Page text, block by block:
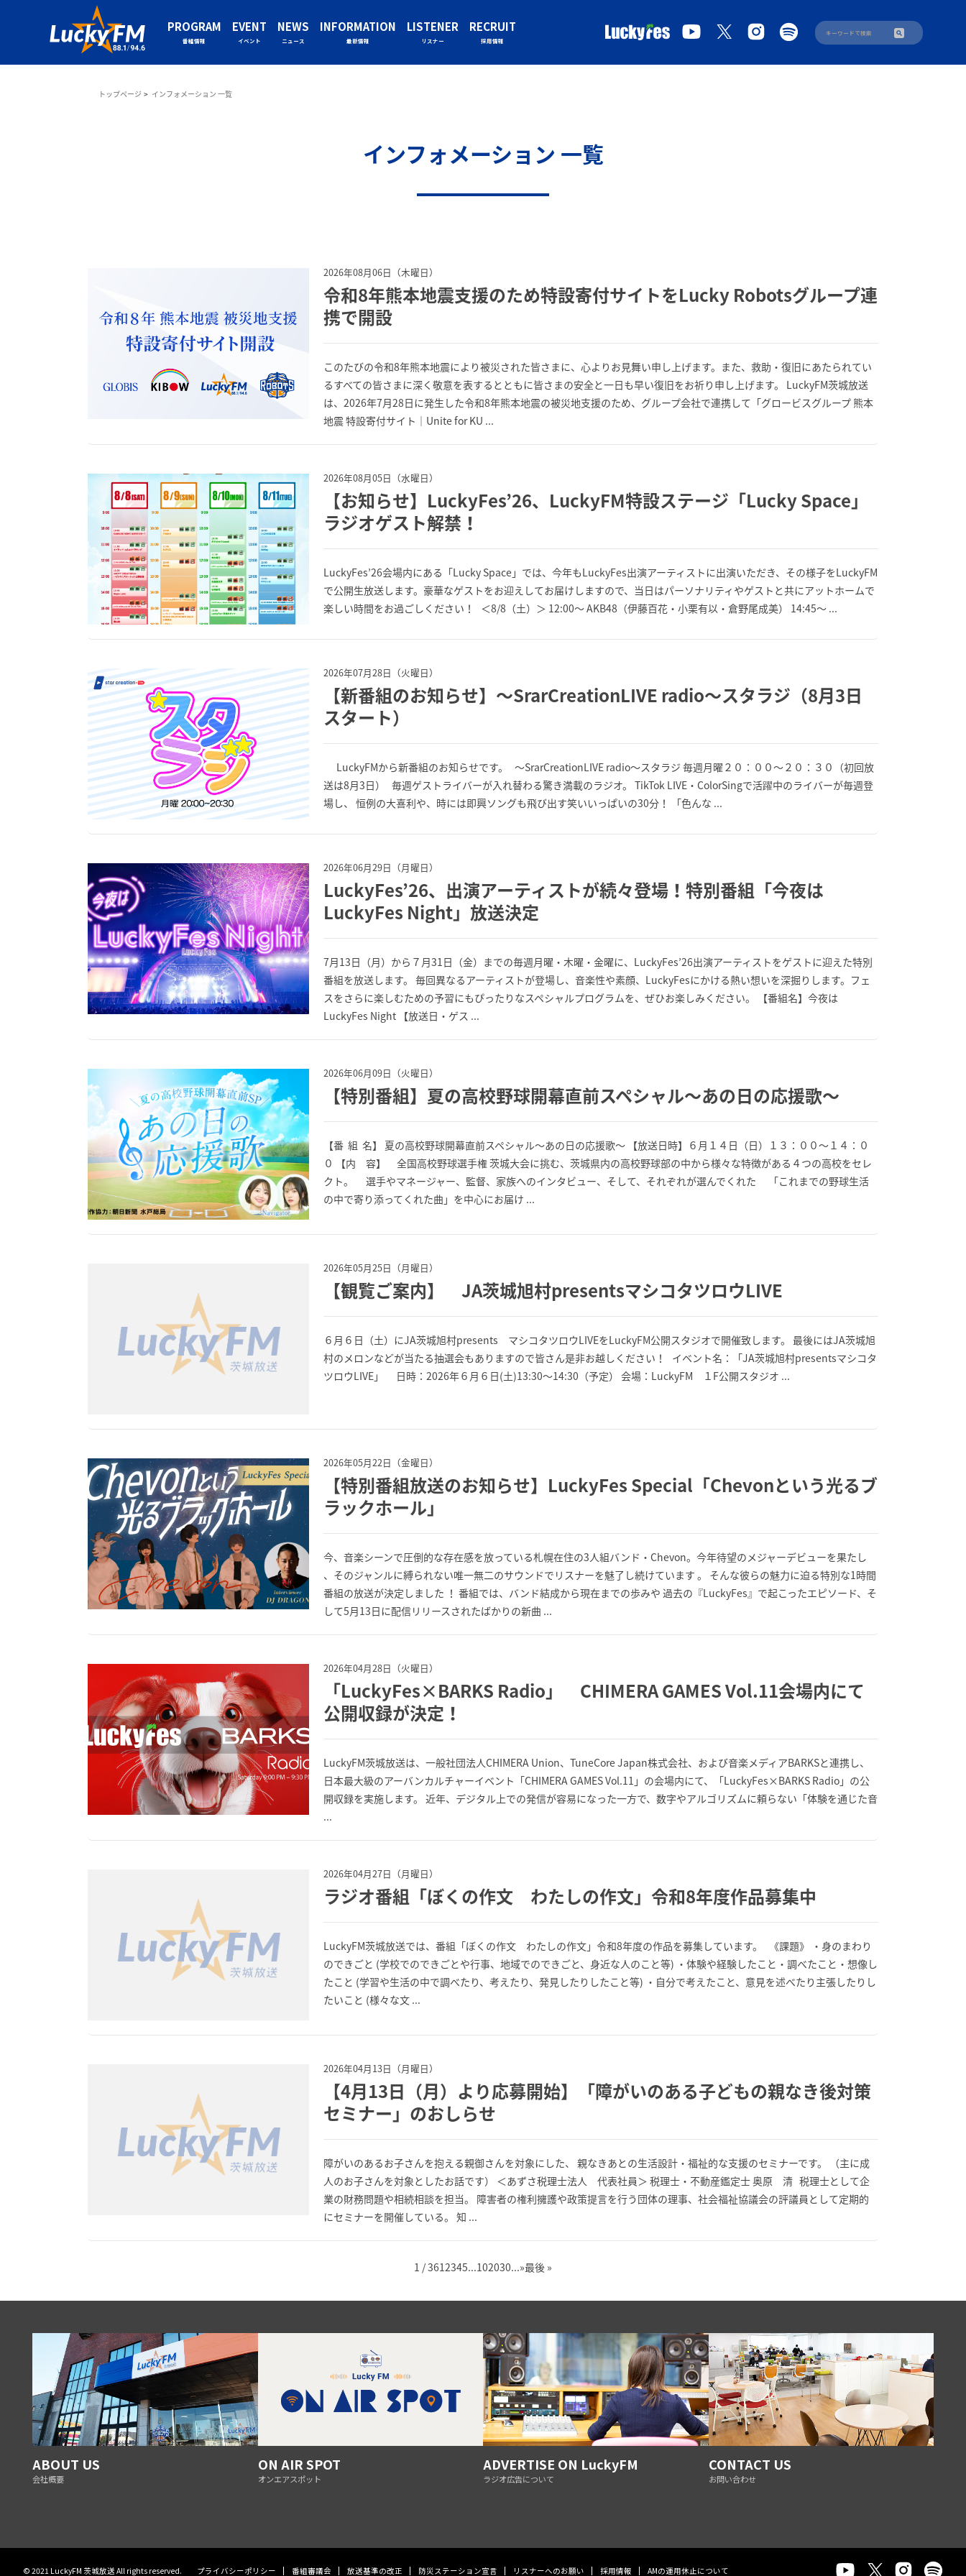
PROGRAM
番組情報
EVENT
イベント
NEWS
ニュース
INFORMATION
最新情報
LISTENER
リスナー
RECRUIT
採用情報
トップページ インフォメーション 一覧
インフォメーション 一覧
2026年08月06日（木曜日）
令和8年熊本地震支援のため特設寄付サイトをLucky Robotsグループ連
携で開設
このたびの令和8年熊本地震により被災された皆さまに、心よりお見舞い申し上げます。また、救助・復旧にあたられてい
るすべての皆さまに深く敬意を表するとともに皆さまの安全と一日も早い復旧をお祈り申し上げます。 LuckyFM茨城放送
は、2026年7月28日に発生した令和8年熊本地震の被災地支援のため、グループ会社で連携して「グロービスグループ 熊本
地震 特設寄付サイト｜Unite for KU ...
2026年08月05日（水曜日）
【お知らせ】LuckyFes’26、LuckyFM特設ステージ「Lucky Space」
ラジオゲスト解禁！
LuckyFes’26会場内にある「Lucky Space」では、今年もLuckyFes出演アーティストに出演いただき、その様子をLuckyFM
で公開生放送します。豪華なゲストをお迎えしてお届けしますので、当日はパーソナリティやゲストと共にアットホームで
楽しい時間をお過ごしください！ ＜8/8（土）＞ 12:00～ AKB48（伊藤百花・小栗有以・倉野尾成美） 14:45～ ...
2026年07月28日（火曜日）
【新番組のお知らせ】～SrarCreationLIVE radio～スタラジ（8月3日
スタート）
LuckyFMから新番組のお知らせです。 ～SrarCreationLIVE radio～スタラジ 毎週月曜２０：００～２０：３０（初回放
送は8月3日） 毎週ゲストライバーが入れ替わる驚き満載のラジオ。 TikTok LIVE・ColorSingで活躍中のライバーが毎週登
場し、 恒例の大喜利や、時には即興ソングも飛び出す笑いいっぱいの30分！ 「色んな ...
2026年06月29日（月曜日）
LuckyFes’26、出演アーティストが続々登場！特別番組「今夜は
LuckyFes Night」放送決定
7月13日（月）から７月31日（金）までの毎週月曜・木曜・金曜に、LuckyFes’26出演アーティストをゲストに迎えた特別
番組を放送します。 毎回異なるアーティストが登場し、音楽性や素顔、LuckyFesにかける熱い想いを深掘りします。フェ
スをさらに楽しむための予習にもぴったりなスペシャルプログラムを、ぜひお楽しみください。 【番組名】今夜は
LuckyFes Night 【放送日・ゲス ...
2026年06月09日（火曜日）
【特別番組】夏の高校野球開幕直前スペシャル〜あの日の応援歌〜
【番 組 名】 夏の高校野球開幕直前スペシャル〜あの日の応援歌〜 【放送日時】６月１４日（日）１３：００～１４：０
０ 【内 容】 全国高校野球選手権 茨城大会に挑む、茨城県内の高校野球部の中から様々な特徴がある４つの高校をセレ
クト。 選手やマネージャー、監督、家族へのインタビュー、そして、それぞれが選んでくれた 「これまでの野球生活
の中で寄り添ってくれた曲」を中心にお届け ...
2026年05月25日（月曜日）
【観覧ご案内】 JA茨城旭村presentsマシコタツロウLIVE
６月６日（土）にJA茨城旭村presents マシコタツロウLIVEをLuckyFM公開スタジオで開催致します。 最後にはJA茨城旭
村のメロンなどが当たる抽選会もありますので皆さん是非お越しください！ イベント名：「JA茨城旭村presentsマシコタ
ツロウLIVE」 日時：2026年６月６日(土)13:30～14:30（予定） 会場：LuckyFM １F公開スタジオ ...
2026年05月22日（金曜日）
【特別番組放送のお知らせ】LuckyFes Special「Chevonという光るブ
ラックホール」
今、音楽シーンで圧倒的な存在感を放っている札幌在住の3人組バンド・Chevon。今年待望のメジャーデビューを果たし
、そのジャンルに縛られない唯一無二のサウンドでリスナーを魅了し続けています 。 そんな彼らの魅力に迫る特別な1時間
番組の放送が決定しました ！ 番組では、バンド結成から現在までの歩みや 過去の『LuckyFes』で起こったエピソード、そ
して5月13日に配信リリースされたばかりの新曲 ...
2026年04月28日（火曜日）
「LuckyFes×BARKS Radio」 CHIMERA GAMES Vol.11会場内にて
公開収録が決定！
LuckyFM茨城放送は、一般社団法人CHIMERA Union、TuneCore Japan株式会社、および音楽メディアBARKSと連携し、
日本最大級のアーバンカルチャーイベント「CHIMERA GAMES Vol.11」の会場内にて、「LuckyFes×BARKS Radio」の公
開収録を実施します。 近年、デジタル上での発信が容易になった一方で、数字やアルゴリズムに頼らない「体験を通じた音
...
2026年04月27日（月曜日）
ラジオ番組「ぼくの作文 わたしの作文」令和8年度作品募集中
LuckyFM茨城放送では、番組「ぼくの作文 わたしの作文」令和8年度の作品を募集しています。 《課題》 ・身のまわり
のできごと (学校でのできごとや行事、地域でのできごと、身近な人のこと等) ・体験や経験したこと・調べたこと・想像し
たこと (学習や生活の中で調べたり、考えたり、発見したりしたこと等) ・自分で考えたこと、意見を述べたり主張したりし
たいこと (様々な文 ...
2026年04月13日（月曜日）
【4月13日（月）より応募開始】「障がいのある子どもの親なき後対策
セミナー」のおしらせ
障がいのあるお子さんを抱える親御さんを対象にした、 親なきあとの生活設計・福祉的な支援のセミナーです。 （主に成
人のお子さんを対象としたお話です） ＜あずさ税理士法人 代表社員＞ 税理士・不動産鑑定士 奥原 清 税理士として企
業の財務問題や相続相談を担当。 障害者の権利擁護や政策提言を行う団体の理事、社会福祉協議会の評議員として定期的
にセミナーを開催している。 知 ...
1 / 3612345...102030...»最後 »
ABOUT US
会社概要
ON AIR SPOT
オンエアスポット
ADVERTISE ON LuckyFM
ラジオ広告について
CONTACT US
お問い合わせ
© 2021 LuckyFM 茨城放送 All rights reserved. プライバシーポリシー 番組審議会 放送基準の改正 防災ステーション宣言 リスナーへのお願い 採用情報 AMの運用休止について